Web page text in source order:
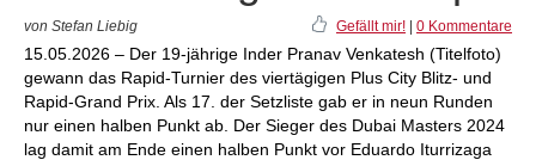
von Stefan Liebig Gefällt mir! 0 Kommentare
15.05.2026 – Der 19-jährige Inder Pranav Venkatesh (Titelfoto)
gewann das Rapid-Turnier des viertägigen Plus City Blitz- und
Rapid-Grand Prix. Als 17. der Setzliste gab er in neun Runden
nur einen halben Punkt ab. Der Sieger des Dubai Masters 2024
lag damit am Ende einen halben Punkt vor Eduardo Iturrizaga